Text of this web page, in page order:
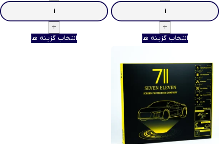
انتخاب گزینه ها انتخاب گزینه ها